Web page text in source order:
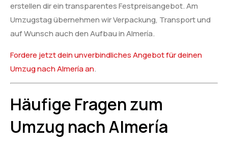
erstellen dir ein transparentes Festpreisangebot. Am
Umzugstag übernehmen wir Verpackung, Transport und
auf Wunsch auch den Aufbau in Almería.
Fordere jetzt dein unverbindliches Angebot für deinen
Umzug nach Almería an.
Häufige Fragen zum
Umzug nach Almería